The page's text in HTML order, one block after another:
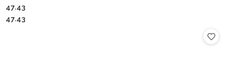
Cena:
47.43
Cena:
47.43